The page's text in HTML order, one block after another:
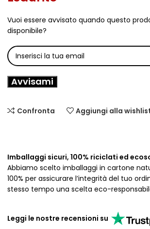
Vuoi essere avvisato quando questo
disponibile?
Avvisami
Confronta Aggiungi alla
Imballaggi sicuri, 100% riciclati ed
Abbiamo scelto imballaggi in cartone
100% per assicurare l’integrità del tuo
stesso tempo una scelta eco-
Leggi le nostre recensioni su